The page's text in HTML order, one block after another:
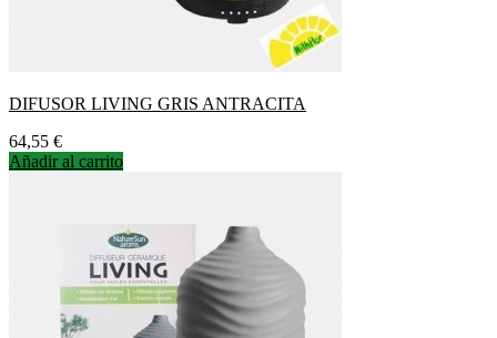
DIFUSOR LIVING GRIS ANTRACITA
Precio
64,55 €
Añadir al carrito